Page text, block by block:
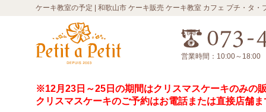
ケーキ教室の予定 | 和歌山市 ケーキ販売 ケーキ教室 カフェ プチ・タ・
営業時間：10:00～18:00
※12月23日～25日の期間はクリスマスケーキのみの
クリスマスケーキのご予約はお電話または直接店舗